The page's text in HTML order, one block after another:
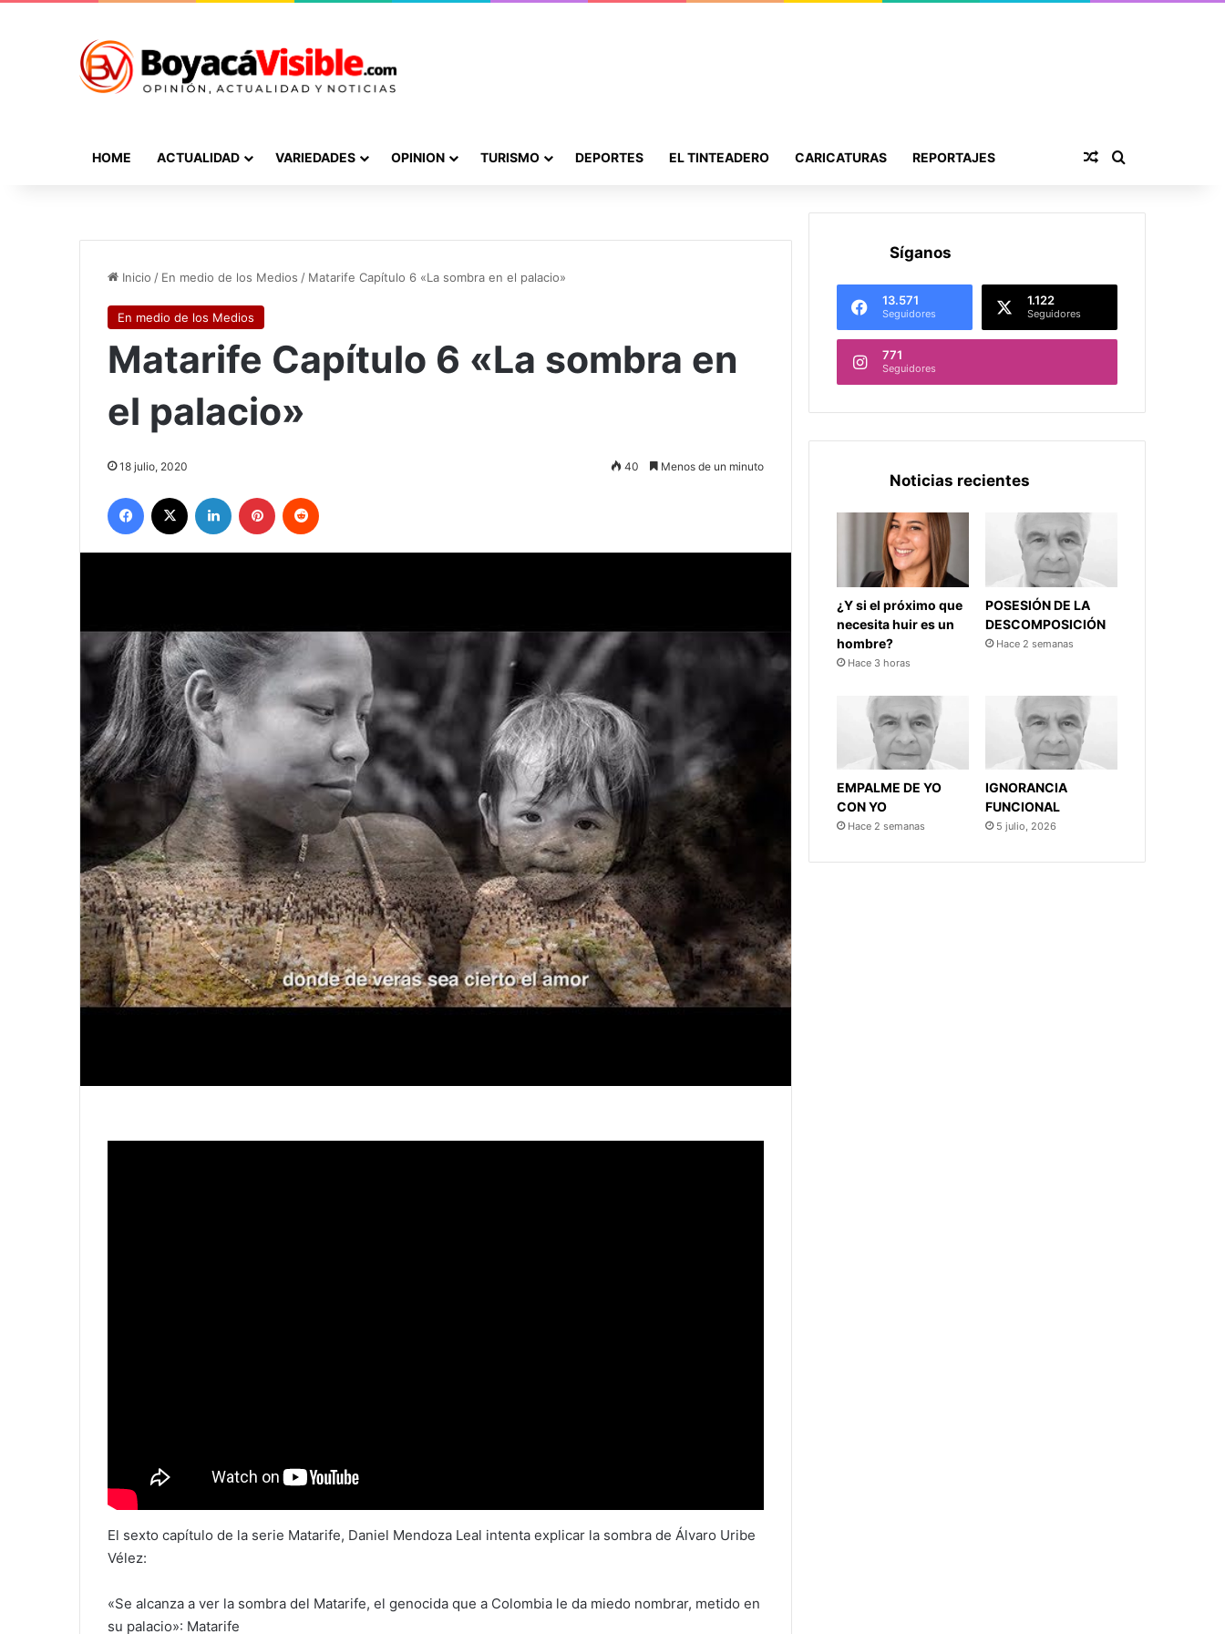
HOME ACTUALIDAD VARIEDADES OPINION TURISMO DEPORTES EL TINTEADERO CARICATURAS REPORTAJES Publicación al
Inicio / En medio de los Medios / Matarife Capítulo 6 «La sombra en el palacio»
En medio de los Medios
Matarife Capítulo 6 «La sombra en
el palacio»
18 julio, 2020 40 Menos de un minuto
Facebook LinkedIn Pinterest
El sexto capítulo de la serie Matarife, Daniel Mendoza Leal intenta explicar la sombra de Álvaro Uribe
Vélez:
«Se alcanza a ver la sombra del Matarife, el genocida que a Colombia le da miedo nombrar, metido en
su palacio»: Matarife
Síganos
13.571
Seguidores
1.122
Seguidores
771
Seguidores
Noticias recientes
¿Y si el próximo que
necesita huir es un
hombre?
Hace 3 horas
POSESIÓN DE LA
DESCOMPOSICIÓN
Hace 2 semanas
EMPALME DE YO
CON YO
Hace 2 semanas
IGNORANCIA
FUNCIONAL
5 julio, 2026